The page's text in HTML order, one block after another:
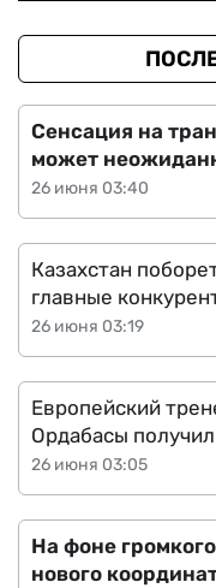
26 июня 03:40
Сенсация на
может
26 июня 03:19
Казахстан
главные
26 июня 03:05
Европейский
Ордабасы
На фоне
нового